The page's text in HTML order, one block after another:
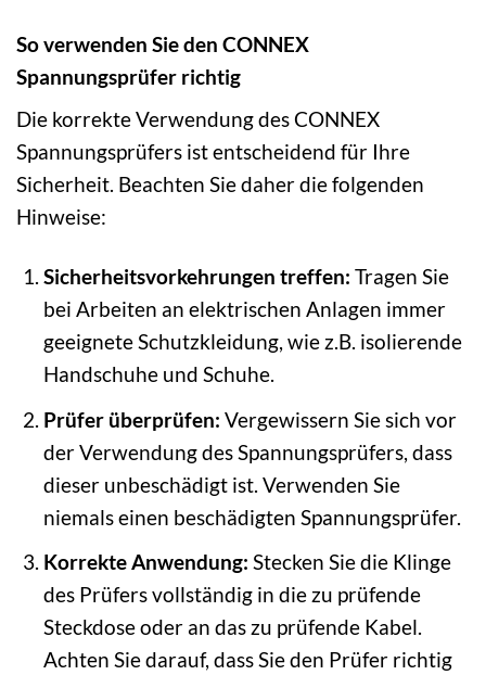
So verwenden Sie den CONNEX
Spannungsprüfer richtig
Die korrekte Verwendung des CONNEX
Spannungsprüfers ist entscheidend für Ihre
Sicherheit. Beachten Sie daher die folgenden
Hinweise:
Sicherheitsvorkehrungen treffen: Tragen Sie
bei Arbeiten an elektrischen Anlagen immer
geeignete Schutzkleidung, wie z.B. isolierende
Handschuhe und Schuhe.
Prüfer überprüfen: Vergewissern Sie sich vor
der Verwendung des Spannungsprüfers, dass
dieser unbeschädigt ist. Verwenden Sie
niemals einen beschädigten Spannungsprüfer.
Korrekte Anwendung: Stecken Sie die Klinge
des Prüfers vollständig in die zu prüfende
Steckdose oder an das zu prüfende Kabel.
Achten Sie darauf, dass Sie den Prüfer richtig